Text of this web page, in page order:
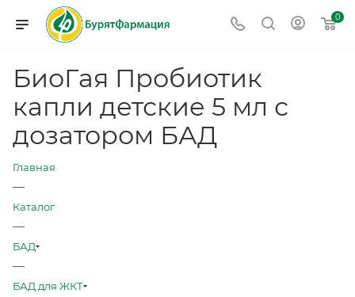
0
БиоГая Пробиотик
капли детские 5 мл с
дозатором БАД
Главная
—
Каталог
—
БАД
—
БАД для ЖКТ